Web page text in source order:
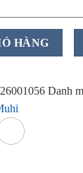
HÀNG
Danh